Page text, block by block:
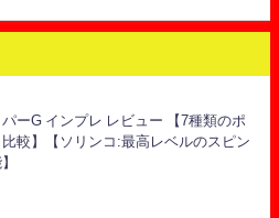
ーG インプレ レビュー 【7種類のポ
較】【ソリンコ:最高レベルのスピン